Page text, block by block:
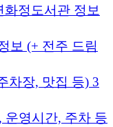
정도서관 정보
보 (+ 전주 드림
차장, 맛집 등) 3
운영시간, 주차 등